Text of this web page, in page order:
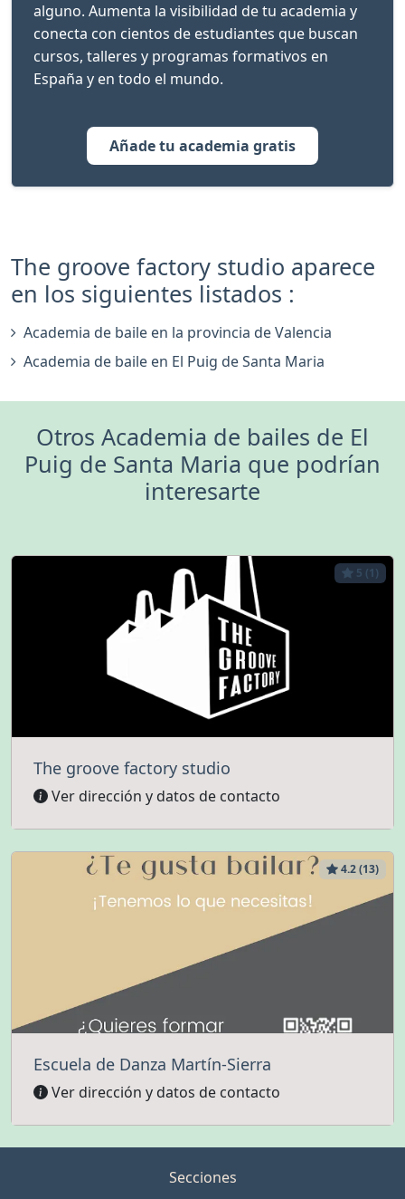
alguno. Aumenta la visibilidad de tu academia y
conecta con cientos de estudiantes que buscan
cursos, talleres y programas formativos en
España y en todo el mundo.
Añade tu academia gratis
The groove factory studio aparece
en los siguientes listados :
Academia de baile en la provincia de Valencia
Academia de baile en El Puig de Santa Maria
Otros Academia de bailes de El
Puig de Santa Maria que podrían
interesarte
5 (1)
The groove factory studio
Ver dirección y datos de contacto
4.2 (13)
Escuela de Danza Martín-Sierra
Ver dirección y datos de contacto
Secciones